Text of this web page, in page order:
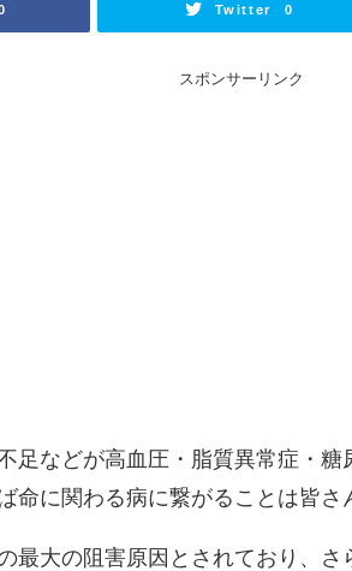
Twitter 0
スポンサーリンク
足などが高血圧・脂質異常症・
命に関わる病に繋がることは皆さ
最大の阻害原因とされており、